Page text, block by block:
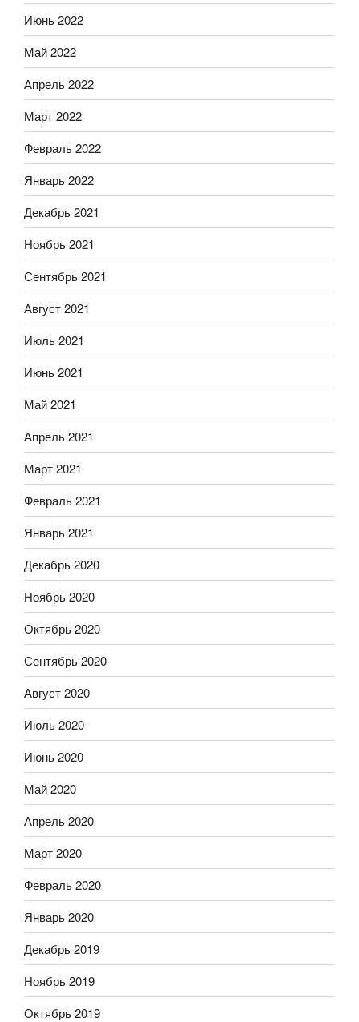
Июнь 2022
Май 2022
Апрель 2022
Март 2022
Февраль 2022
Январь 2022
Декабрь 2021
Ноябрь 2021
Сентябрь 2021
Август 2021
Июль 2021
Июнь 2021
Май 2021
Апрель 2021
Март 2021
Февраль 2021
Январь 2021
Декабрь 2020
Ноябрь 2020
Октябрь 2020
Сентябрь 2020
Август 2020
Июль 2020
Июнь 2020
Май 2020
Апрель 2020
Март 2020
Февраль 2020
Январь 2020
Декабрь 2019
Ноябрь 2019
Октябрь 2019